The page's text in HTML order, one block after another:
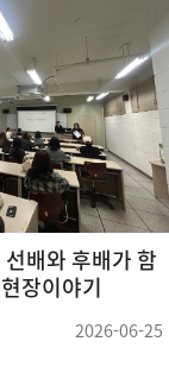
2026 신입생
쪽이’의 마음